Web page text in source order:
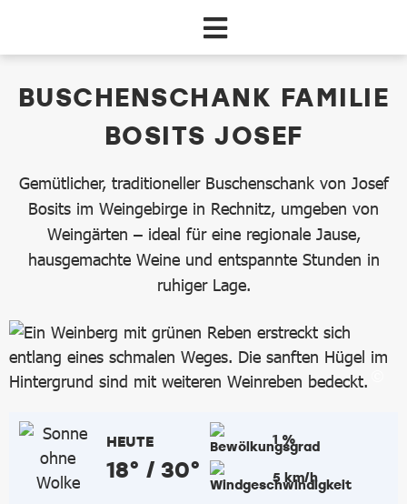
BUSCHENSCHANK FAMILIE
BOSITS JOSEF
Gemütlicher, traditioneller Buschenschank von Josef
Bosits im Weingebirge in Rechnitz, umgeben von
Weingärten – ideal für eine regionale Jause,
hausgemachte Weine und entspannte Stunden in
ruhiger Lage.
HEUTE
18° / 30°
1 %
5 km/h